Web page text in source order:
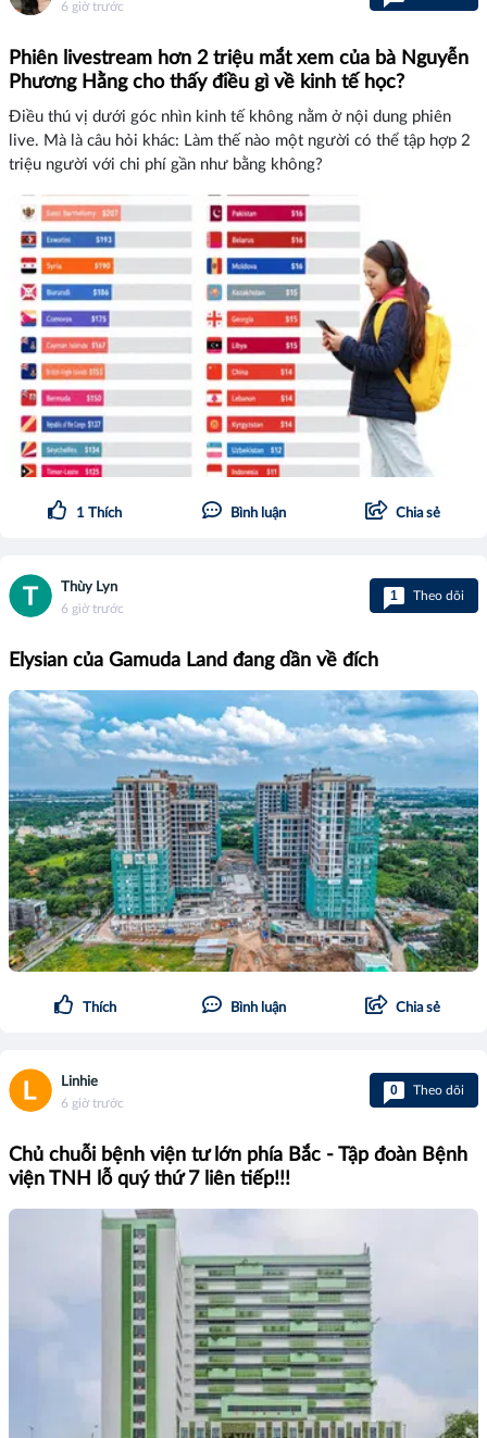
6 giờ trước
Phiên livestream hơn 2 triệu mắt xem của bà Nguyễn
Phương Hằng cho thấy điều gì về kinh tế học?
Điều thú vị dưới góc nhìn kinh tế không nằm ở nội dung phiên
live. Mà là câu hỏi khác: Làm thế nào một người có thể tập hợp 2
triệu người với chi phí gần như bằng không?
1 Thích Bình luận Chia sẻ
Thùy Lyn
6 giờ trước
1 Theo dõi
Elysian của Gamuda Land đang dần về đích
Thích Bình luận Chia sẻ
Linhie
6 giờ trước
0 Theo dõi
Chủ chuỗi bệnh viện tư lớn phía Bắc - Tập đoàn Bệnh
viện TNH lỗ quý thứ 7 liên tiếp!!!